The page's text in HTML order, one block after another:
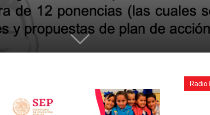
Sección
Radio